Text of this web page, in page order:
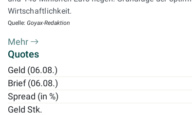
Wirtschaftlichkeit.
Quelle: Goyax-Redaktion
Mehr
Quotes
Geld (06.08.)
Brief (06.08.)
Spread (in %)
Geld Stk.